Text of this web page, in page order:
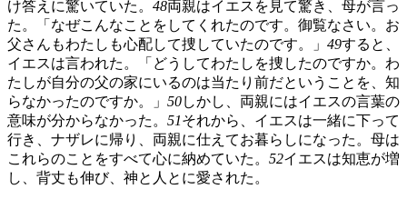
け答えに驚いていた。 48両親はイエスを見て驚き、母が言っ
た。「なぜこんなことをしてくれたのです。御覧なさい。お
父さんもわたしも心配して捜していたのです。」 49すると、
イエスは言われた。「どうしてわたしを捜したのですか。わ
たしが自分の父の家にいるのは当たり前だということを、知
らなかったのですか。」 50しかし、両親にはイエスの言葉の
意味が分からなかった。 51それから、イエスは一緒に下って
行き、ナザレに帰り、両親に仕えてお暮らしになった。母は
これらのことをすべて心に納めていた。 52イエスは知恵が増
し、背丈も伸び、神と人とに愛された。